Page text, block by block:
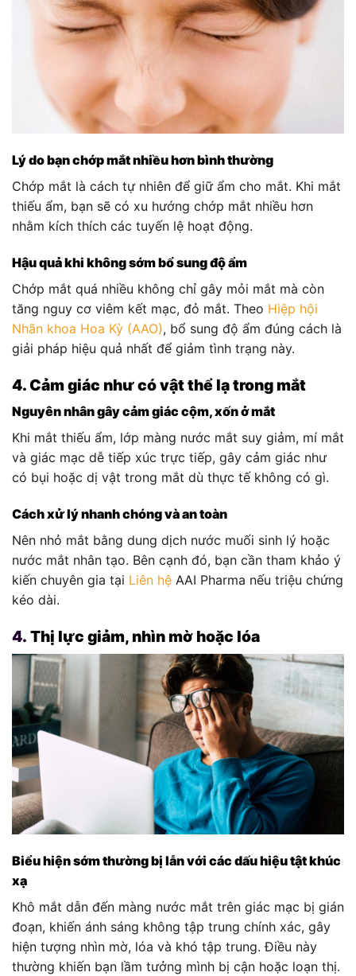
Lý do bạn chớp mắt nhiều hơn bình thường
Chớp mắt là cách tự nhiên để giữ ẩm cho mắt. Khi mắt
thiếu ẩm, bạn sẽ có xu hướng chớp mắt nhiều hơn
nhằm kích thích các tuyến lệ hoạt động.
Hậu quả khi không sớm bổ sung độ ẩm
Chớp mắt quá nhiều không chỉ gây mỏi mắt mà còn
tăng nguy cơ viêm kết mạc, đỏ mắt. Theo Hiệp hội
Nhãn khoa Hoa Kỳ (AAO), bổ sung độ ẩm đúng cách là
giải pháp hiệu quả nhất để giảm tình trạng này.
4. Cảm giác như có vật thể lạ trong mắt
Nguyên nhân gây cảm giác cộm, xốn ở mắt
Khi mắt thiếu ẩm, lớp màng nước mắt suy giảm, mí mắt
và giác mạc dễ tiếp xúc trực tiếp, gây cảm giác như
có bụi hoặc dị vật trong mắt dù thực tế không có gì.
Cách xử lý nhanh chóng và an toàn
Nên nhỏ mắt bằng dung dịch nước muối sinh lý hoặc
nước mắt nhân tạo. Bên cạnh đó, bạn cần tham khảo ý
kiến chuyên gia tại Liên hệ AAI Pharma nếu triệu chứng
kéo dài.
4. Thị lực giảm, nhìn mờ hoặc lóa
Biểu hiện sớm thường bị lẫn với các dấu hiệu tật khúc
xạ
Khô mắt dẫn đến màng nước mắt trên giác mạc bị gián
đoạn, khiến ánh sáng không tập trung chính xác, gây
hiện tượng nhìn mờ, lóa và khó tập trung. Điều này
thường khiến bạn lầm tưởng mình bị cận hoặc loạn thị.